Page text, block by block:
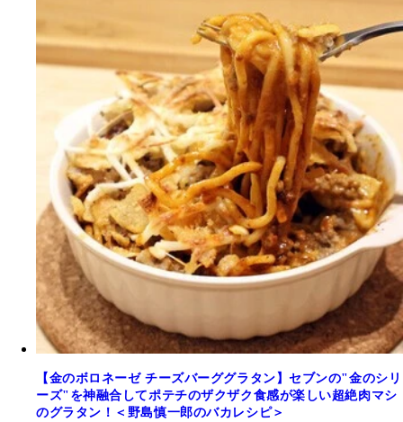
【金のボロネーゼ チーズバーググラタン】セブンの"金のシリ
ーズ"を神融合してポテチのザクザク食感が楽しい超絶肉マシ
のグラタン！＜野島慎一郎のバカレシピ＞